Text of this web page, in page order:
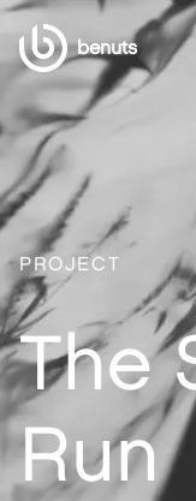
benuts
PROJECT
The
Run